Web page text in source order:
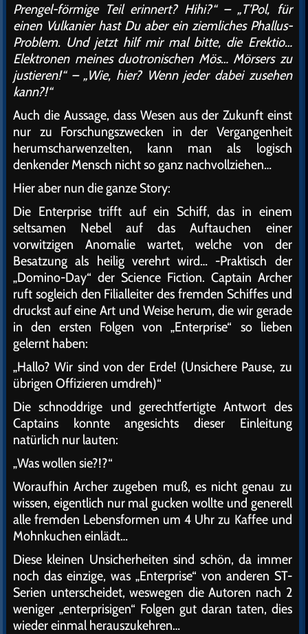
Prengel-förmige Teil erinnert? Hihi?“ – „T’Pol, für
einen Vulkanier hast Du aber ein ziemliches Phallus-
Problem. Und jetzt hilf mir mal bitte, die Erektio…
Elektronen meines duotronischen Mös… Mörsers zu
justieren!“ – „Wie, hier? Wenn jeder dabei zusehen
kann?!“
Auch die Aussage, dass Wesen aus der Zukunft einst
nur zu Forschungszwecken in der Vergangenheit
herumscharwenzelten, kann man als logisch
denkender Mensch nicht so ganz nachvollziehen…
Hier aber nun die ganze Story:
Die Enterprise trifft auf ein Schiff, das in einem
seltsamen Nebel auf das Auftauchen einer
vorwitzigen Anomalie wartet, welche von der
Besatzung als heilig verehrt wird… -Praktisch der
„Domino-Day“ der Science Fiction. Captain Archer
ruft sogleich den Filialleiter des fremden Schiffes und
druckst auf eine Art und Weise herum, die wir gerade
in den ersten Folgen von „Enterprise“ so lieben
gelernt haben:
„Hallo? Wir sind von der Erde! (Unsichere Pause, zu
übrigen Offizieren umdreh)“
Die schnoddrige und gerechtfertigte Antwort des
Captains konnte angesichts dieser Einleitung
natürlich nur lauten:
„Was wollen sie?!?“
Woraufhin Archer zugeben muß, es nicht genau zu
wissen, eigentlich nur mal gucken wollte und generell
alle fremden Lebensformen um 4 Uhr zu Kaffee und
Mohnkuchen einlädt…
Diese kleinen Unsicherheiten sind schön, da immer
noch das einzige, was „Enterprise“ von anderen ST-
Serien unterscheidet, weswegen die Autoren nach 2
weniger „enterprisigen“ Folgen gut daran taten, dies
wieder einmal herauszukehren…